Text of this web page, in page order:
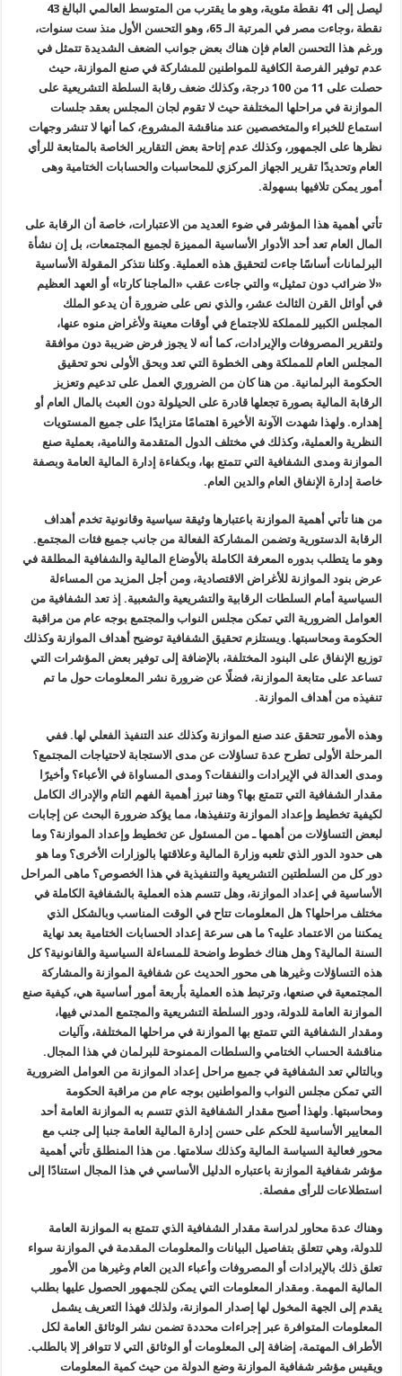
ليصل إلى 41 نقطة مئوية، وهو ما يقترب من المتوسط العالمي البالغ 43
نقطة ،وجاءت مصر في المرتبة الـ 65، وهو التحسن الأول منذ ست سنوات،
ورغم هذا التحسن العام فإن هناك بعض جوانب الضعف الشديدة تتمثل في
عدم توفير الفرصة الكافية للمواطنين للمشاركة في صنع الموازنة، حيث
حصلت على 11 من 100 درجة، وكذلك ضعف رقابة السلطة التشريعية على
الموازنة في مراحلها المختلفة حيث لا تقوم لجان المجلس بعقد جلسات
استماع للخبراء والمتخصصين عند مناقشة المشروع، كما أنها لا تنشر وجهات
نظرها على الجمهور، وكذلك عدم إتاحة بعض التقارير الخاصة بالمتابعة للرأي
العام وتحديدًا تقرير الجهاز المركزي للمحاسبات والحسابات الختامية وهى
أمور يمكن تلافيها بسهولة.
تأتي أهمية هذا المؤشر في ضوء العديد من الاعتبارات، خاصة أن الرقابة على
المال العام تعد أحد الأدوار الأساسية المميزة لجميع المجتمعات، بل إن نشأة
البرلمانات أساسًا جاءت لتحقيق هذه العملية. وكلنا نتذكر المقولة الأساسية
«لا ضرائب دون تمثيل» والتي جاءت عقب «الماجنا كارتا» أو العهد العظيم
في أوائل القرن الثالث عشر، والذي نص على ضرورة أن يدعو الملك
المجلس الكبير للمملكة للاجتماع في أوقات معينة ولأغراض منوه عنها،
ولتقرير المصروفات والإيرادات، كما أنه لا يجوز فرض ضريبة دون موافقة
المجلس العام للمملكة وهى الخطوة التي تعد وبحق الأولى نحو تحقيق
الحكومة البرلمانية. من هنا كان من الضروري العمل على تدعيم وتعزيز
الرقابة المالية بصورة تجعلها قادرة على الحيلولة دون العبث بالمال العام أو
إهداره. ولهذا شهدت الآونة الأخيرة اهتمامًا متزايدًا على جميع المستويات
النظرية والعملية، وكذلك في مختلف الدول المتقدمة والنامية، بعملية صنع
الموازنة ومدى الشفافية التي تتمتع بها، وبكفاءة إدارة المالية العامة وبصفة
خاصة إدارة الإنفاق العام والدين العام.
من هنا تأتي أهمية الموازنة باعتبارها وثيقة سياسية وقانونية تخدم أهداف
الرقابة الدستورية وتضمن المشاركة الفعالة من جانب جميع فئات المجتمع.
وهو ما يتطلب بدوره المعرفة الكاملة بالأوضاع المالية والشفافية المطلقة في
عرض بنود الموازنة للأغراض الاقتصادية، ومن أجل المزيد من المساءلة
السياسية أمام السلطات الرقابية والتشريعية والشعبية. إذ تعد الشفافية من
العوامل الضرورية التي تمكن مجلس النواب والمجتمع بوجه عام من مراقبة
الحكومة ومحاسبتها. ويستلزم تحقيق الشفافية توضيح أهداف الموازنة وكذلك
توزيع الإنفاق على البنود المختلفة، بالإضافة إلى توفير بعض المؤشرات التي
تساعد على متابعة الموازنة، فضلًا عن ضرورة نشر المعلومات حول ما تم
تنفيذه من أهداف الموازنة.
وهذه الأمور تتحقق عند صنع الموازنة وكذلك عند التنفيذ الفعلي لها. ففي
المرحلة الأولى تطرح عدة تساؤلات عن مدى الاستجابة لاحتياجات المجتمع؟
ومدى العدالة في الإيرادات والنفقات؟ ومدى المساواة في الأعباء؟ وأخيرًا
مقدار الشفافية التي تتمتع بها؟ وهنا تبرز أهمية الفهم التام والإدراك الكامل
لكيفية تخطيط وإعداد الموازنة وتنفيذها، مما يؤكد ضرورة البحث عن إجابات
لبعض التساؤلات من أهمها ـ من المسئول عن تخطيط وإعداد الموازنة؟ وما
هى حدود الدور الذي تلعبه وزارة المالية وعلاقتها بالوزارات الأخرى؟ وما هو
دور كل من السلطتين التشريعية والتنفيذية في هذا الخصوص؟ ماهى المراحل
الأساسية في إعداد الموازنة، وهل تتسم هذه العملية بالشفافية الكاملة في
مختلف مراحلها؟ هل المعلومات تتاح في الوقت المناسب وبالشكل الذي
يمكننا من الاعتماد عليه؟ ما هى سرعة إعداد الحسابات الختامية بعد نهاية
السنة المالية؟ وهل هناك خطوط واضحة للمساءلة السياسية والقانونية؟ كل
هذه التساؤلات وغيرها هى محور الحديث عن شفافية الموازنة والمشاركة
المجتمعية في صنعها، وترتبط هذه العملية بأربعة أمور أساسية هي، كيفية صنع
الموازنة العامة للدولة، ودور السلطة التشريعية والمجتمع المدني فيها،
ومقدار الشفافية التي تتمتع بها الموازنة في مراحلها المختلفة، وآليات
مناقشة الحساب الختامي والسلطات الممنوحة للبرلمان في هذا المجال.
وبالتالي تعد الشفافية في جميع مراحل إعداد الموازنة من العوامل الضرورية
التي تمكن مجلس النواب والمواطنين بوجه عام من مراقبة الحكومة
ومحاسبتها. ولهذا أصبح مقدار الشفافية الذي تتسم به الموازنة العامة أحد
المعايير الأساسية للحكم على حسن إدارة المالية العامة جنبا إلى جنب مع
محور فعالية السياسة المالية وكذلك سلامتها. من هذا المنطلق تأتي أهمية
مؤشر شفافية الموازنة باعتباره الدليل الأساسي في هذا المجال استنادًا إلى
استطلاعات للرأى مفصلة.
وهناك عدة محاور لدراسة مقدار الشفافية الذي تتمتع به الموازنة العامة
للدولة، وهي تتعلق بتفاصيل البيانات والمعلومات المقدمة في الموازنة سواء
تعلق ذلك بالإيرادات أو المصروفات وأعباء الدين العام وغيرها من الأمور
المالية المهمة. ومقدار المعلومات التي يمكن للجمهور الحصول عليها بطلب
يقدم إلى الجهة المخول لها إصدار الموازنة، ولذلك فهذا التعريف يشمل
المعلومات المتوافرة عبر إجراءات محددة تضمن نشر الوثائق العامة لكل
الأطراف المهتمة، إضافة إلى المعلومات أو الوثائق التي لا تتوافر إلا بالطلب.
ويقيس مؤشر شفافية الموازنة وضع الدولة من حيث كمية المعلومات